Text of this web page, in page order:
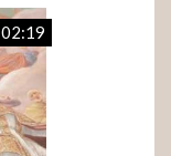
02:19